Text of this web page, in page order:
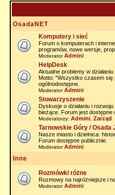
OsadaNET
Komputery i sieć
Forum o komputerach i
programów, nowe wersje,
ModeratorAdmini
HelpDesk
Aktualne problemy w
Motto: "Wszystko czasem się
ogólnodostępne.
ModeratorAdmini
Stowarzyszenie
Dyskusje o działaniu i
bieżące. Forum jest dostępne
Moderatorzy: Admini, Zarząd
Tarnowskie Góry / Osada
Nasze miasto i dzielnica:
Forum dostępne publicznie.
ModeratorAdmini
Inne
Rozmówki różne
Rozmowy na najróżniejsze i
ModeratorAdmini